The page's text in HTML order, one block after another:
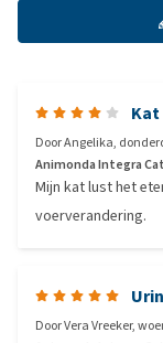
DoorAngelika,
Animonda Integra
Mijn kat lust het
voerverandering.
DoorVera Vreeker,